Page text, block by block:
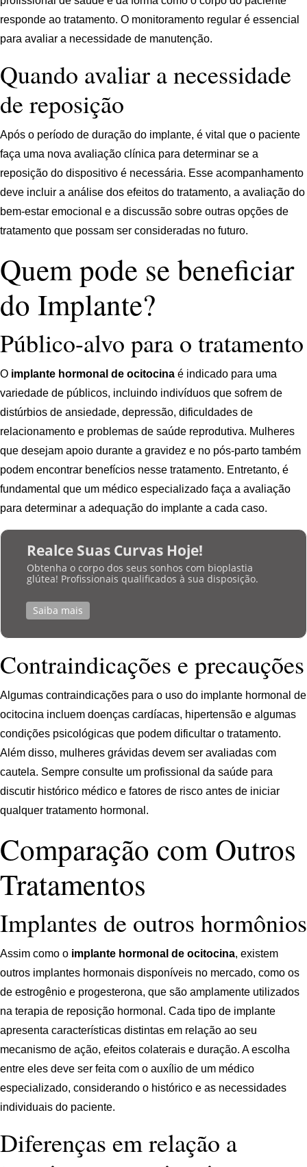
responde ao tratamento. O monitoramento regular é essencial
para avaliar a necessidade de manutenção.
Quando avaliar a necessidade
de reposição
Após o período de duração do implante, é vital que o paciente
faça uma nova avaliação clínica para determinar se a
reposição do dispositivo é necessária. Esse acompanhamento
deve incluir a análise dos efeitos do tratamento, a avaliação do
bem-estar emocional e a discussão sobre outras opções de
tratamento que possam ser consideradas no futuro.
Quem pode se beneficiar
do Implante?
Público-alvo para o tratamento
O implante hormonal de ocitocina é indicado para uma
variedade de públicos, incluindo indivíduos que sofrem de
distúrbios de ansiedade, depressão, dificuldades de
relacionamento e problemas de saúde reprodutiva. Mulheres
que desejam apoio durante a gravidez e no pós-parto também
podem encontrar benefícios nesse tratamento. Entretanto, é
fundamental que um médico especializado faça a avaliação
para determinar a adequação do implante a cada caso.
Realce Suas Curvas Hoje!
Obtenha o corpo dos seus sonhos com bioplastia
glútea! Profissionais qualificados à sua disposição.
Saiba mais
Contraindicações e precauções
Algumas contraindicações para o uso do implante hormonal de
ocitocina incluem doenças cardíacas, hipertensão e algumas
condições psicológicas que podem dificultar o tratamento.
Além disso, mulheres grávidas devem ser avaliadas com
cautela. Sempre consulte um profissional da saúde para
discutir histórico médico e fatores de risco antes de iniciar
qualquer tratamento hormonal.
Comparação com Outros
Tratamentos
Implantes de outros hormônios
Assim como o implante hormonal de ocitocina, existem
outros implantes hormonais disponíveis no mercado, como os
de estrogênio e progesterona, que são amplamente utilizados
na terapia de reposição hormonal. Cada tipo de implante
apresenta características distintas em relação ao seu
mecanismo de ação, efeitos colaterais e duração. A escolha
entre eles deve ser feita com o auxílio de um médico
especializado, considerando o histórico e as necessidades
individuais do paciente.
Diferenças em relação a